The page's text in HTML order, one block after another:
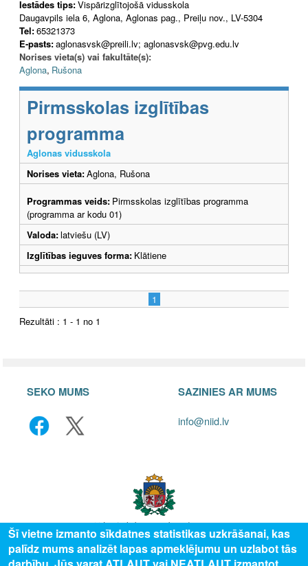
Iestādes tips:Vispārizglītojošā vidusskola
Daugavpils iela 6, Aglona, Aglonas pag., Preiļu nov., LV-5304
Tel:65321373
E-pasts:aglonasvsk@preili.lv; aglonasvsk@pvg.edu.lv
Norises vieta(s) vai fakultāte(s):
Aglona, Rušona
Pirmsskolas izglītības
programma
Aglonas vidusskola
Norises vieta:Aglona, Rušona
Programmas veids: Pirmsskolas izglītības programma
(programma ar kodu 01)
Valoda:latviešu (LV)
Izglītības ieguves forma: Klātiene
1
Rezultāti : 1 - 1 no 1
SEKO MUMS SAZINIES AR MUMS
info@niid.lv
© 2025 Valsts izglītības attīstības aģentūra, publicētā satura visas tiesības
Šī vietne izmanto sīkdatnes statistikas uzkrāšanai, kas
palīdz mums analizēt lapas apmeklējumu un uzlabot tās